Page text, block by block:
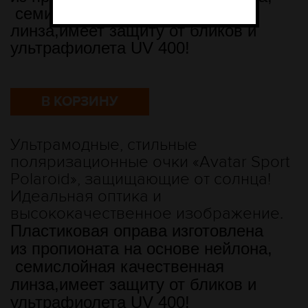
семислойная качественная
линза,имеет защиту от бликов и
ультрафиолета UV 400!
В КОРЗИНУ
Ультрамодные, стильные
поляризационные очки «Avatar Sport
Polaroid », защищающие от солнца!
Идеальная оптика и
высококачественное изображение.
Пластиковая оправа изготовлена
из пропионата на основе нейлона,
семислойная качественная
линза,имеет защиту от бликов и
ультрафиолета UV 400!